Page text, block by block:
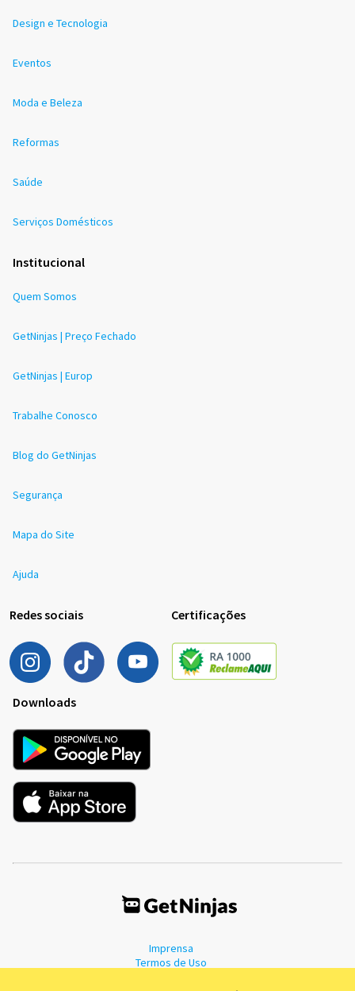
Design e Tecnologia
Eventos
Moda e Beleza
Reformas
Saúde
Serviços Domésticos
Institucional
Quem Somos
GetNinjas | Preço Fechado
GetNinjas | Europ
Trabalhe Conosco
Blog do GetNinjas
Segurança
Mapa do Site
Ajuda
Redes sociais Certificações
Downloads
Imprensa
Termos de Uso